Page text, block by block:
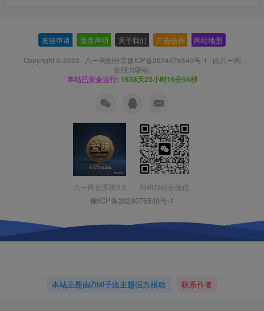
友链申请 免责声明 关于我们 广告合作 网站地图
Copyright © 2023 · 八一网创分享豫ICP备2024076540号-1 · 由八一网
创强力驱动.
本站已安全运行: 1638天23小时16分55秒
八一网创系统3.0 扫码加站长微信
豫ICP备2024076540号-1
本站主题由Zibll子比主题强力驱动 联系作者